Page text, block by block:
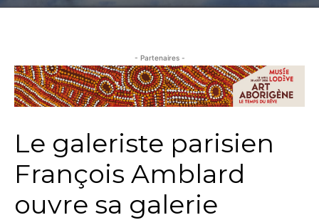
- Partenaires -
Le galeriste parisien
François Amblard
ouvre sa galerie